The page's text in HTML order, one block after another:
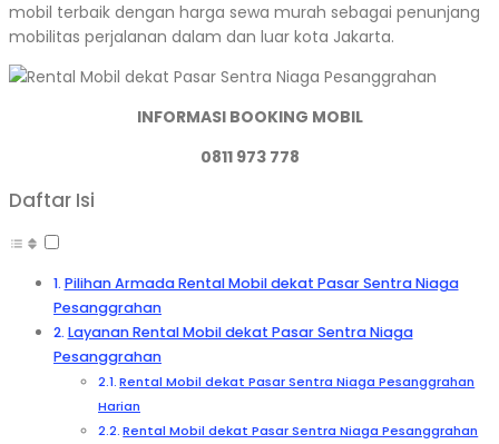
mobil terbaik dengan harga sewa murah sebagai penunjang
mobilitas perjalanan dalam dan luar kota Jakarta.
INFORMASI BOOKING MOBIL
0811 973 778
Daftar Isi
Pilihan Armada Rental Mobil dekat Pasar Sentra Niaga
Pesanggrahan
Layanan Rental Mobil dekat Pasar Sentra Niaga
Pesanggrahan
Rental Mobil dekat Pasar Sentra Niaga Pesanggrahan
Harian
Rental Mobil dekat Pasar Sentra Niaga Pesanggrahan